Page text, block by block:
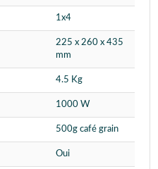
1x4
225 x 260 x 435
mm
4.5 Kg
1000 W
500g café grain
Oui